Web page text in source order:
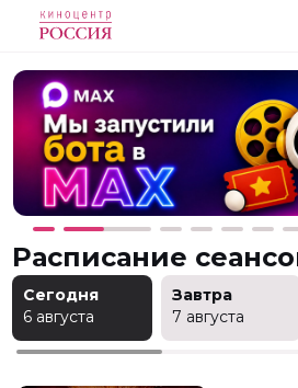
Расписание
Сегодня
6 августа
Завтра
7 августа